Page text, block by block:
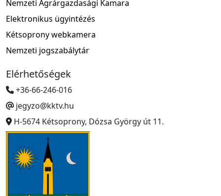
Nemzeti Agrárgazdasági Kamara
Elektronikus ügyintézés
Kétsoprony webkamera
Nemzeti jogszabálytár
Elérhetőségek
+36-66-246-016
jegyzo@kktv.hu
H-5674 Kétsoprony, Dózsa György út 11.